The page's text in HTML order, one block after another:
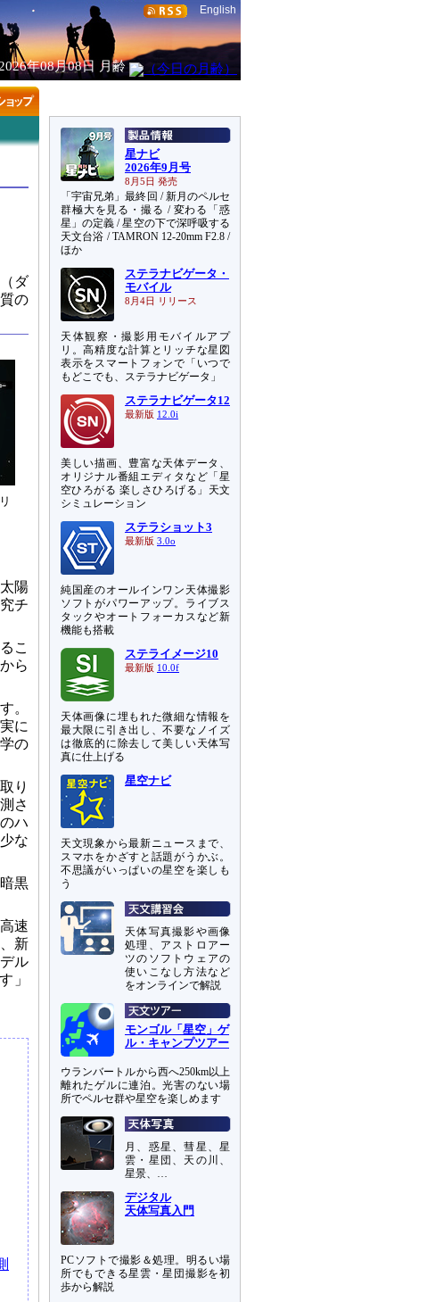
English
2026年08月08日 月齢
ダ
の
陽
チ
こ
ら
。
に
の
り
さ
ハ
な
黒
速
新
ル
」
星ナビ
2026年9月号
8月5日 発売
「宇宙兄弟」最終回 / 新月のペルセ
群極大を見る・撮る / 変わる「惑
星」の定義 / 星空の下で深呼吸する
天文台浴 / TAMRON 12-20mm F2.8 /
ほか
ステラナビゲータ・
モバイル
8月4日 リリース
天体観察・撮影用モバイルアプ
リ。高精度な計算とリッチな星図
表示をスマートフォンで「いつで
もどこでも、ステラナビゲータ」
ステラナビゲータ12
最新版 12.0i
美しい描画、豊富な天体データ、
オリジナル番組エディタなど「星
空ひろがる 楽しさひろげる」天文
シミュレーション
ステラショット3
最新版 3.0o
純国産のオールインワン天体撮影
ソフトがパワーアップ。ライブス
タックやオートフォーカスなど新
機能も搭載
ステライメージ10
最新版 10.0f
天体画像に埋もれた微細な情報を
最大限に引き出し、不要なノイズ
は徹底的に除去して美しい天体写
真に仕上げる
星空ナビ
天文現象から最新ニュースまで、
スマホをかざすと話題がうかぶ。
不思議がいっぱいの星空を楽しも
う
天体写真撮影や画像
処理、アストロアー
ツのソフトウェアの
使いこなし方法など
をオンラインで解説
モンゴル「星空」ゲ
ル・キャンプツアー
ウランバートルから西へ250km以上
離れたゲルに連泊。光害のない場
所でペルセ群や星空を楽しめます
月、惑星、彗星、星
雲・星団、天の川、
星景、…
デジタル
天体写真入門
PCソフトで撮影＆処理。明るい場
所でもできる星雲・星団撮影を初
歩から解説